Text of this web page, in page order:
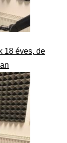
18 éves, de